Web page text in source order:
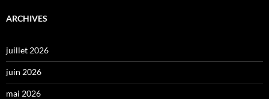
ARCHIVES
juillet 2026
juin 2026
mai 2026